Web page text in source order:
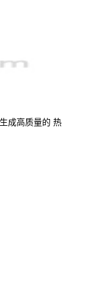
成高质量的 热